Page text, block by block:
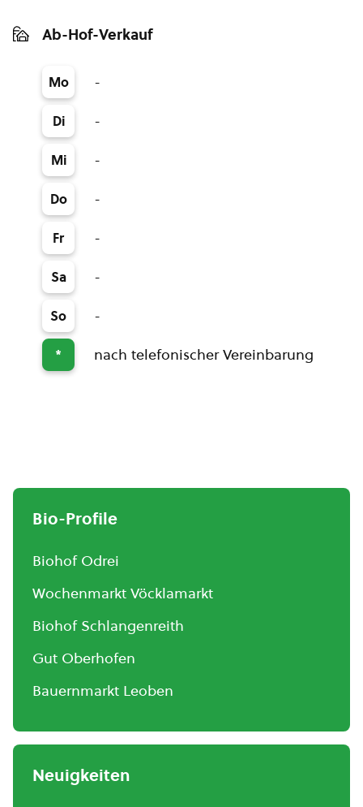
Ab-Hof-Verkauf
Mo -
Di -
Mi -
Do -
Fr -
Sa -
So -
* nach telefonischer Vereinbarung
Bio-Profile
Biohof Odrei
Wochenmarkt Vöcklamarkt
Biohof Schlangenreith
Gut Oberhofen
Bauernmarkt Leoben
Neuigkeiten